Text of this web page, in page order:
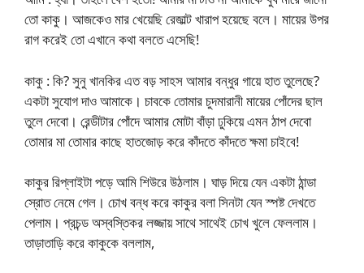
তো কাকু। আজকেও মার খেয়েছি রেজাল্ট খারাপ হয়েছে বলে। মায়ের উপর
রাগ করেই তো এখানে কথা বলতে এসেছি!
কাকু : কি? সুনু খানকির এত বড় সাহস আমার বন্ধুর গায়ে হাত তুলেছে?
একটা সুযোগ দাও আমাকে। চাবকে তোমার চুদমারানী মায়ের পোঁদের ছাল
তুলে দেবো। রেন্ডীটার পোঁদে আমার মোটা বাঁড়া ঢুকিয়ে এমন ঠাপ দেবো
তোমার মা তোমার কাছে হাতজোড় করে কাঁদতে কাঁদতে ক্ষমা চাইবে!
কাকুর রিপ্লাইটা পড়ে আমি শিউরে উঠলাম। ঘাড় দিয়ে যেন একটা ঠান্ডা
স্রোত নেমে গেল। চোখ বন্ধ করে কাকুর বলা সিনটা যেন স্পষ্ট দেখতে
পেলাম। প্রচন্ড অস্বস্তিকর লজ্জায় সাথে সাথেই চোখ খুলে ফেললাম।
তাড়াতাড়ি করে কাকুকে বললাম,